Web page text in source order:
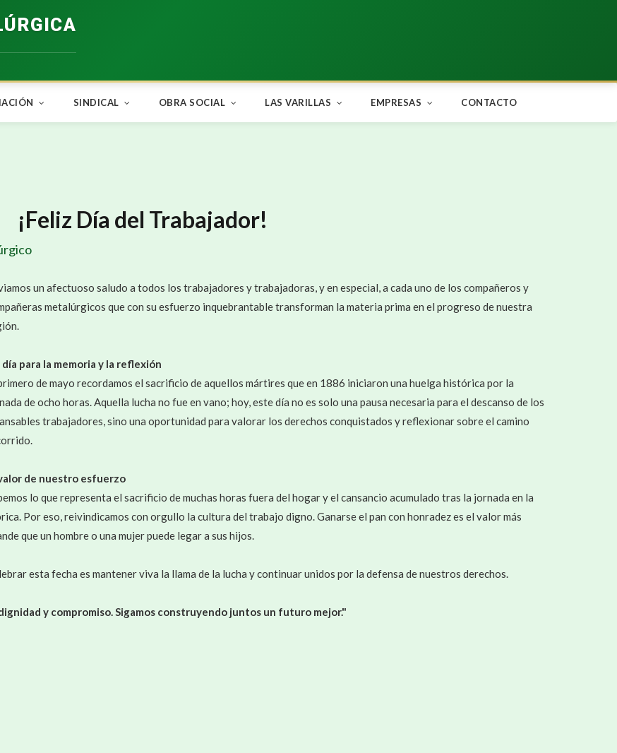
SINDICAL OBRA SOCIAL LAS VARILLAS EMPRESAS CONTACTO
¡Feliz Día del Trabajador!
un afectuoso saludo a todos los trabajadores y trabajadoras, y en especial, a cada uno de los compañeros y
metalúrgicos que con su esfuerzo inquebrantable transforman la materia prima en el progreso de nuestra
día para la memoria y la reflexión
de mayo recordamos el sacrificio de aquellos mártires que en 1886 iniciaron una huelga histórica por la
de ocho horas. Aquella lucha no fue en vano; hoy, este día no es solo una pausa necesaria para el descanso de los
trabajadores, sino una oportunidad para valorar los derechos conquistados y reflexionar sobre el camino
de nuestro esfuerzo
lo que representa el sacrificio de muchas horas fuera del hogar y el cansancio acumulado tras la jornada en la
Por eso, reivindicamos con orgullo la cultura del trabajo digno. Ganarse el pan con honradez es el valor más
que un hombre o una mujer puede legar a sus hijos.
esta fecha es mantener viva la llama de la lucha y continuar unidos por la defensa de nuestros derechos.
y compromiso. Sigamos construyendo juntos un futuro mejor."